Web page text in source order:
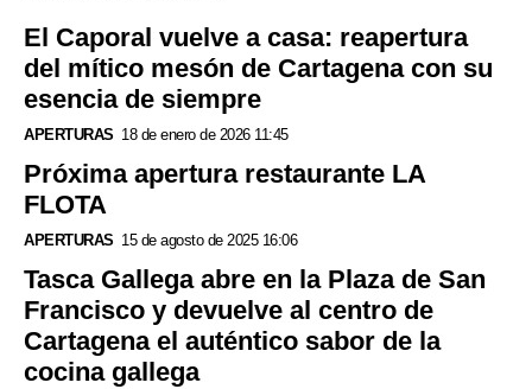
El Caporal vuelve a casa: reapertura
del mítico mesón de Cartagena con su
esencia de siempre
APERTURAS 18 de enero de 2026 11:45
Próxima apertura restaurante LA
FLOTA
APERTURAS 15 de agosto de 2025 16:06
Tasca Gallega abre en la Plaza de San
Francisco y devuelve al centro de
Cartagena el auténtico sabor de la
cocina gallega